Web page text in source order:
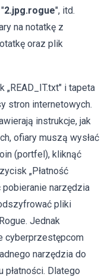
2.jpg.rogue", itd.
na notatkę z
oraz plik
i tapeta
stron internetowych.
instrukcje, jak
ofiary muszą wysłać
(portfel), kliknąć
„Płatność
narzędzia
pliki
Jednak
cyberprzestępcom
narzędzia do
Dlatego